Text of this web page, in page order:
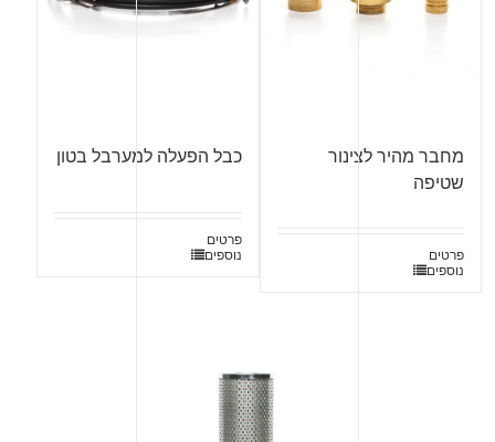
מחבר מהיר לצינור
שטיפה
פרטים
נוספים
כבל הפעלה למערבל בטון
פרטים
נוספים